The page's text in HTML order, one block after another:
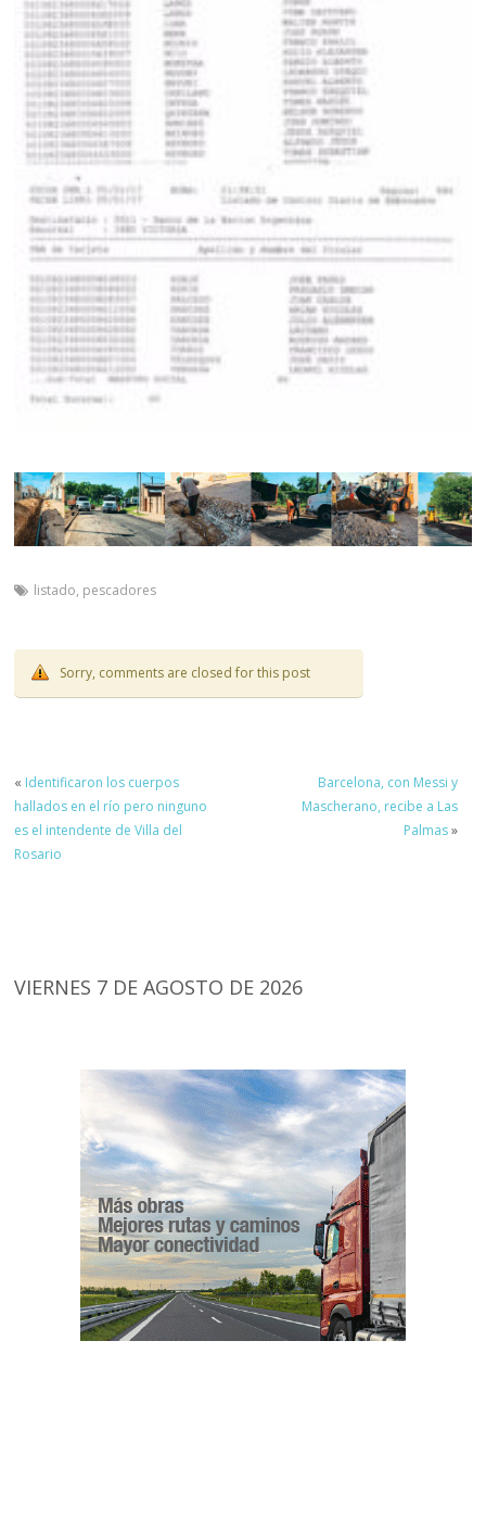
listado, pescadores
Sorry, comments are closed for this post
« Identificaron los cuerpos
hallados en el río pero ninguno
es el intendente de Villa del
Rosario
Barcelona, con Messi y
Mascherano, recibe a Las
Palmas»
VIERNES 7 DE AGOSTO DE 2026